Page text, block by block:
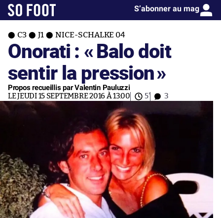
S’abonner au mag
C3 J1 NICE-SCHALKE 04
Onorati : «Balo doit
sentir la pression»
Propos recueillis par Valentin Pauluzzi
LE JEUDI 15 SEPTEMBRE 2016 À 13:00 5' 3